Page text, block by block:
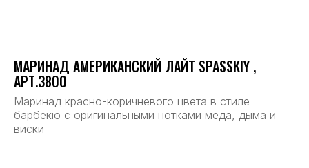
МАРИНАД АМЕРИКАНСКИЙ ЛАЙТ SPASSKIY ,
АРТ.3800
Маринад красно-коричневого цвета в стиле
барбекю с оригинальными нотками меда, дыма и
виски